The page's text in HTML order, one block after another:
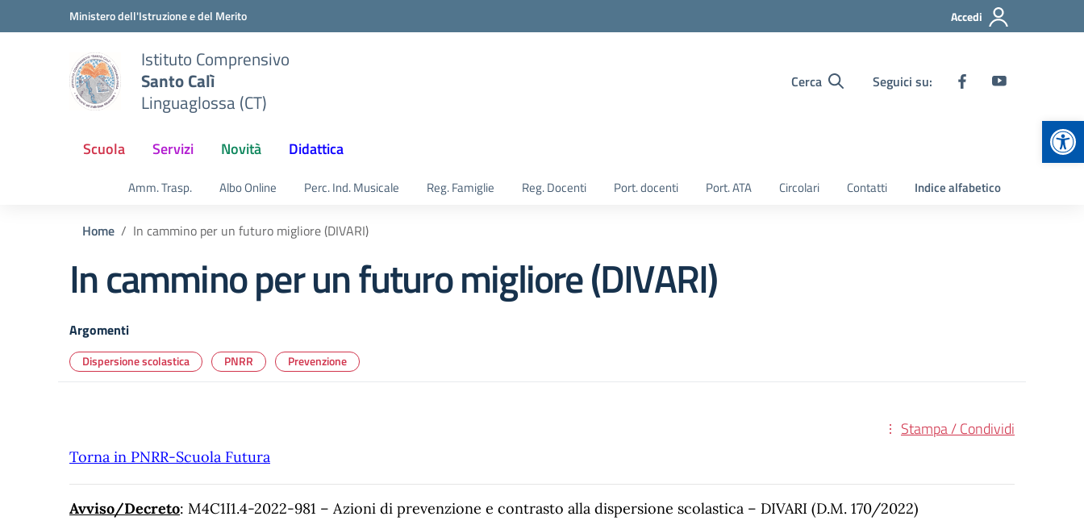
Vai ai contenuti
Vai al menu di navigazioneMinistero dell'Istruzione e del Merito Accedi
Istituto Comprensivo
Santo Calì
Linguaglossa (CT)
Cerca Seguici su:
Scuola Servizi Novità Didattica
Amm. Trasp. Albo Online Perc. Ind. Musicale Reg. Famiglie Reg. Docenti Port. docenti Port. ATA Circolari Contatti Indice alfabetico
Home In cammino per un futuro migliore (DIVARI)
In cammino per un futuro migliore (DIVARI)
Argomenti
Dispersione scolastica PNRR Prevenzione
Stampa / Condividi
Torna in PNRR-Scuola Futura
Avviso/Decreto: M4C1I1.4-2022-981 – Azioni di prevenzione e contrasto alla dispersione scolastica – DIVARI (D.M. 170/2022)